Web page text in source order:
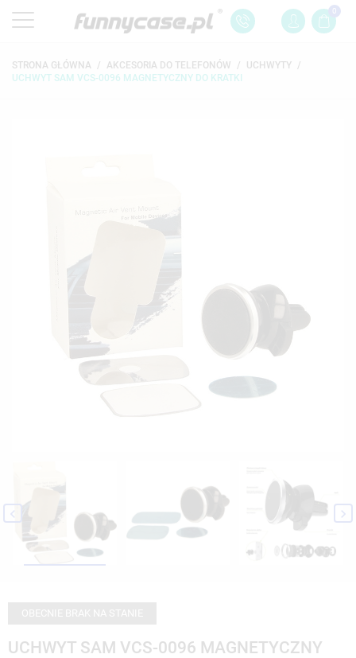
0
STRONA GŁÓWNA AKCESORIA DO TELEFONÓW
UCHWYTY
UCHWYT SAM VCS-0096 MAGNETYCZNY DO KRATKI
 
UCHWYT SAM VCS-0096 MAGNETYCZNY